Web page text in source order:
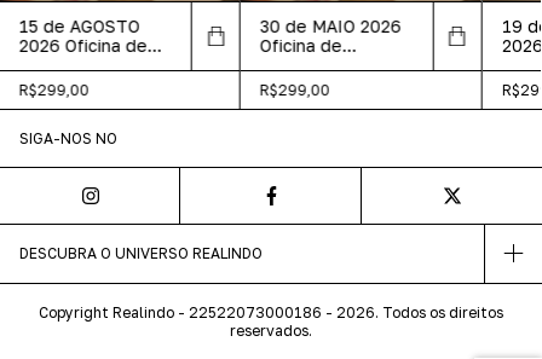
15 de AGOSTO
2026 Oficina de
CasaShopping Rio
de Janeiro RJ
R$299,00
30 de MAIO 2026
Oficina de
Acervo YK São
Paulo
R$299,00
19
SIGA-NOS NO
DESCUBRA O UNIVERSO REALINDO
Copyright Realindo - 22522073000186 - 2026. Todos os direitos
reservados.